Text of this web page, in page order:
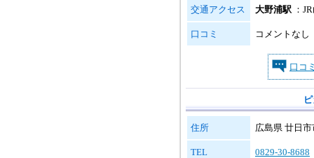
交通アクセス 大野浦駅 ：
口コミ コメントなし
口コ
住所 広島県 廿日
TEL 0829-30-8688